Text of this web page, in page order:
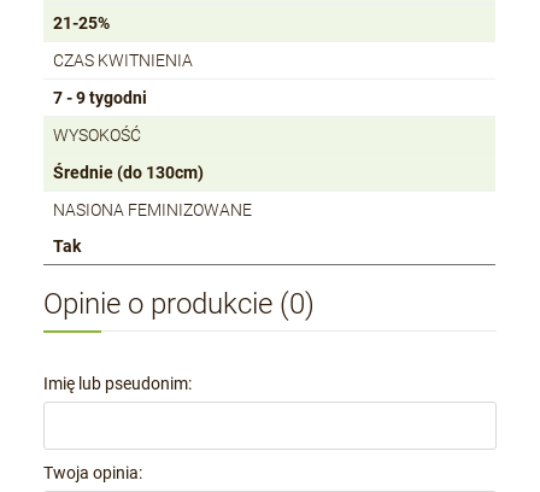
21-25%
CZAS KWITNIENIA
7 - 9 tygodni
WYSOKOŚĆ
Średnie (do 130cm)
NASIONA FEMINIZOWANE
Tak
Opinie o produkcie (0)
Imię lub pseudonim:
Twoja opinia: